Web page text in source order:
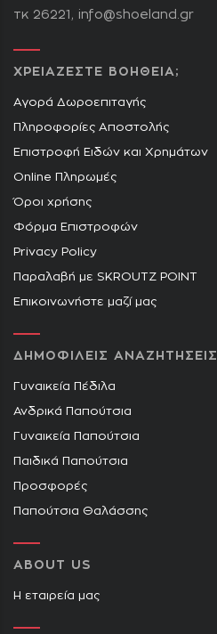
τκ 26221, info@shoeland.gr
ΧΡΕΙΑΖΕΣΤΕ ΒΟΗΘΕΙΑ;
Αγορά Δωροεπιταγής
Πληροφορίες Αποστολής
Επιστροφή Ειδών και Χρημάτων
Online Πληρωμές
Όροι χρήσης
Φόρμα Επιστροφών
Privacy Policy
Παραλαβή με SKROUTZ POINT
Επικοινωνήστε μαζί μας
ΔΗΜΟΦΙΛΕΙΣ ΑΝΑΖΗΤΗΣΕΙΣ
Γυναικεία Πέδιλα
Ανδρικά Παπούτσια
Γυναικεία Παπούτσια
Παιδικά Παπούτσια
Προσφορές
Παπούτσια Θαλάσσης
ABOUT US
Η εταιρεία μας